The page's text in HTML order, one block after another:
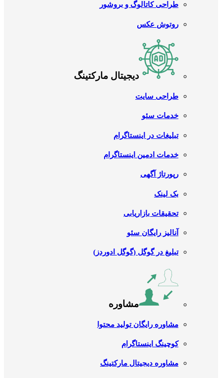
طراحی کاتالوگ و بروشور
روتوش عکس
دیجیتال مارکتینگ
طراحی سایت
خدمات سئو
تبلیغات در اینستاگرام
خدمات ادمین اینستاگرام
رپورتاژ آگهی
بک لینک
تحقیقات بازاریابی
آنالیز رایگان سئو
تبلیغ در گوگل (گوگل ادوردز)
مشاوره
مشاوره رایگان تولید محتوا
کوچینگ اینستاگرام
مشاوره دیجیتال مارکتینگ